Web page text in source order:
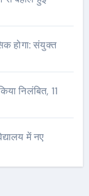
होगा: संयुक्त
निलंबित, 11
में नए